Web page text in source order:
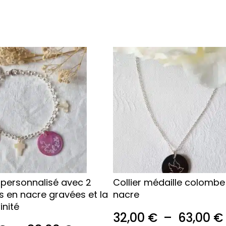
avec 2
en nacre gravées et la
Collier médaille
nacre
32,00 € – 63,00 €
Ce
produit
a
plusieurs
variations.
Les
options
peuvent
être
choisies
sur
la
page
du
produit